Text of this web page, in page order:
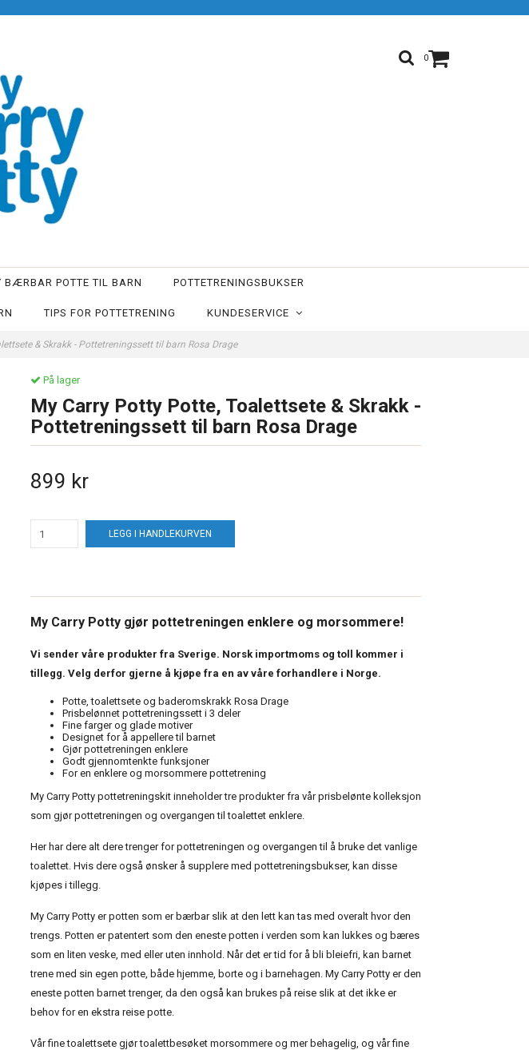
0
BÆRBAR POTTE TIL BARN POTTETRENINGSBUKSER
TIPS FOR POTTETRENING KUNDESERVICE
& Skrakk - Pottetreningssett til barn Rosa Drage
På lager
My Carry Potty Potte, Toalettsete & Skrakk -
Pottetreningssett til barn Rosa Drage
899 kr
LEGG I HANDLEKURVEN
My Carry Potty gjør pottetreningen enklere og morsommere!
Vi sender våre produkter fra Sverige. Norsk importmoms og toll kommer i
tillegg. Velg derfor gjerne å kjøpe fra en av våre forhandlere i Norge.
Potte, toalettsete og baderomskrakk Rosa Drage
Prisbelønnet pottetreningssett i 3 deler
Fine farger og glade motiver
Designet for å appellere til barnet
Gjør pottetreningen enklere
Godt gjennomtenkte funksjoner
For en enklere og morsommere pottetrening
My Carry Potty pottetreningskit inneholder tre produkter fra vår prisbelønte kolleksjon
som gjør pottetreningen og overgangen til toalettet enklere.
Her har dere alt dere trenger for pottetreningen og overgangen til å bruke det vanlige
toalettet. Hvis dere også ønsker å supplere med pottetreningsbukser, kan disse
kjøpes i tillegg.
My Carry Potty er potten som er bærbar slik at den lett kan tas med overalt hvor den
trengs. Potten er patentert som den eneste potten i verden som kan lukkes og bæres
som en liten veske, med eller uten innhold. Når det er tid for å bli bleiefri, kan barnet
trene med sin egen potte, både hjemme, borte og i barnehagen. My Carry Potty er den
eneste potten barnet trenger, da den også kan brukes på reise slik at det ikke er
behov for en ekstra reise potte.
Vår fine toalettsete gjør toalettbesøket morsommere og mer behagelig, og vår fine